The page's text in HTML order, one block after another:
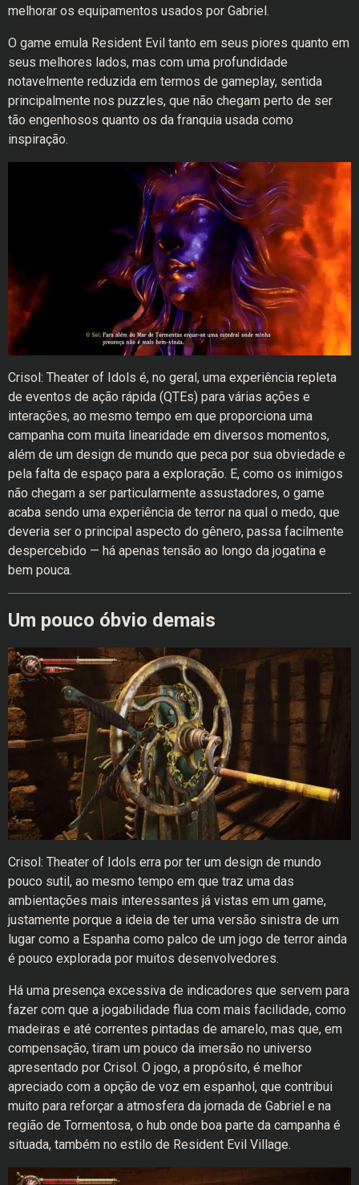
melhorar os equipamentos usados por Gabriel.
O game emula Resident Evil tanto em seus piores quanto em
seus melhores lados, mas com uma profundidade
notavelmente reduzida em termos de gameplay, sentida
principalmente nos puzzles, que não chegam perto de ser
tão engenhosos quanto os da franquia usada como
inspiração.
Crisol: Theater of Idols é, no geral, uma experiência repleta
de eventos de ação rápida (QTEs) para várias ações e
interações, ao mesmo tempo em que proporciona uma
campanha com muita linearidade em diversos momentos,
além de um design de mundo que peca por sua obviedade e
pela falta de espaço para a exploração. E, como os inimigos
não chegam a ser particularmente assustadores, o game
acaba sendo uma experiência de terror na qual o medo, que
deveria ser o principal aspecto do gênero, passa facilmente
despercebido — há apenas tensão ao longo da jogatina e
bem pouca.
Um pouco óbvio demais
Crisol: Theater of Idols erra por ter um design de mundo
pouco sutil, ao mesmo tempo em que traz uma das
ambientações mais interessantes já vistas em um game,
justamente porque a ideia de ter uma versão sinistra de um
lugar como a Espanha como palco de um jogo de terror ainda
é pouco explorada por muitos desenvolvedores.
Há uma presença excessiva de indicadores que servem para
fazer com que a jogabilidade flua com mais facilidade, como
madeiras e até correntes pintadas de amarelo, mas que, em
compensação, tiram um pouco da imersão no universo
apresentado por Crisol. O jogo, a propósito, é melhor
apreciado com a opção de voz em espanhol, que contribui
muito para reforçar a atmosfera da jornada de Gabriel e na
região de Tormentosa, o hub onde boa parte da campanha é
situada, também no estilo de Resident Evil Village.